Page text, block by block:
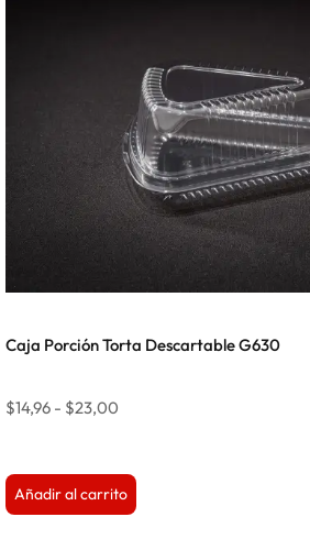
Caja Porción Torta Descartable G630
$14,96 - $23,00
Añadir al carrito